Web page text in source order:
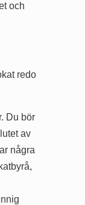
och
redo
Du bör
av
några